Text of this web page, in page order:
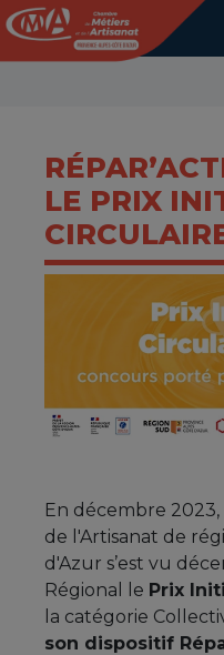
LE PRIX
En décembre
de l'Artisanat de
d'Azur s’est vu
Régional le Prix
la catégorie
son dispositif
Panneau de gestion des